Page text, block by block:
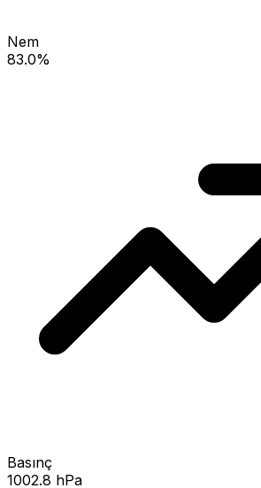
Nem
83.0%
Basınç
1002.8 hPa